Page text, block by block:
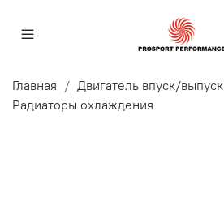
Главная Двигатель впуск/выпуск
Радиаторы охлаждения